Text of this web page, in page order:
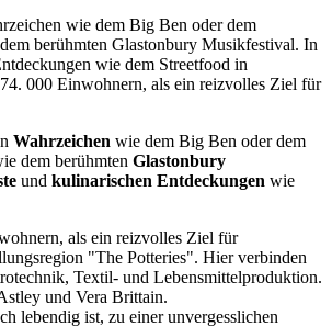
wie dem Big Ben oder dem
berühmten Glastonbury Musikfestival. In
wie dem Streetfood in
000 Einwohnern, als ein reizvolles Ziel für
Wahrzeichen wie dem Big Ben oder dem
dem berühmten Glastonbury
und kulinarischen Entdeckungen wie
als ein reizvolles Ziel für
"The Potteries". Hier verbinden
Textil- und Lebensmittelproduktion.
und Vera Brittain.
lebendig ist, zu einer unvergesslichen